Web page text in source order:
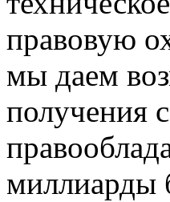
правовую
мы даем
получения
миллиарды